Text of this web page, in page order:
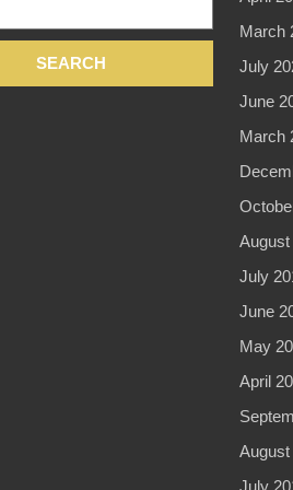
March
July
June
March
August
July
June
May
April
August